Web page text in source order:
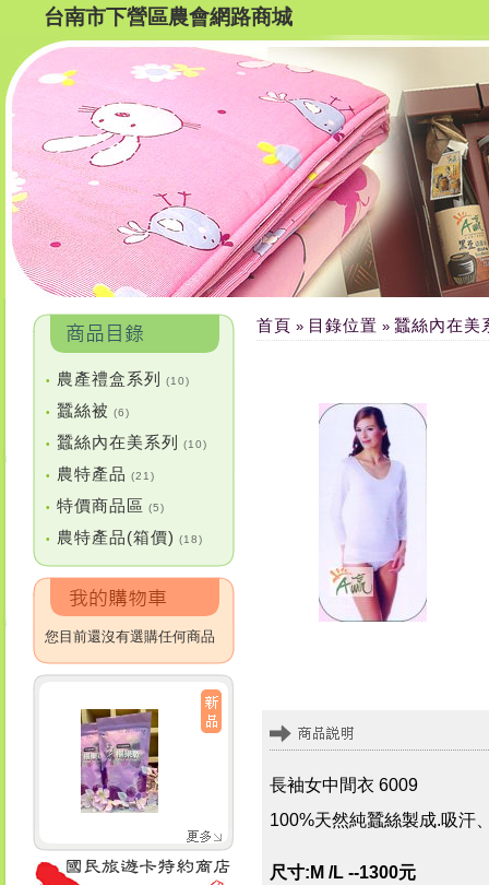
台南市下營區農會網路商城
• 農產禮盒系列 (10)
• 蠶絲被 (6)
• 蠶絲內在美系列 (10)
• 農特產品 (21)
• 特價商品區 (5)
• 農特產品(箱價) (18)
您目前還沒有選購任何商品
首頁 » 目錄位置 » 蠶絲內在美
長袖女中間衣 6009
100%天然純蠶絲製成.吸汗
尺寸:M /L --1300元